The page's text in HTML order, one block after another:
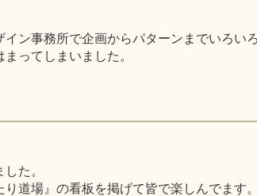
ン事務所で企画からパターンまでいろい
ってしまいました。
た。
道場』の看板を掲げて皆で楽しんでます。